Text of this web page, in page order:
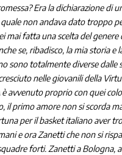
Era la dichiarazione di
quale non andava dato troppo
mai fatta una scelta del
se, ribadisco, la mia storia e
sono totalmente diverse dalle
nelle giovanili della
è avvenuto proprio con quei
il primo amore non si scorda
per il basket italiano aver
e ora Zanetti che non si
forti. Zanetti a Bologna,